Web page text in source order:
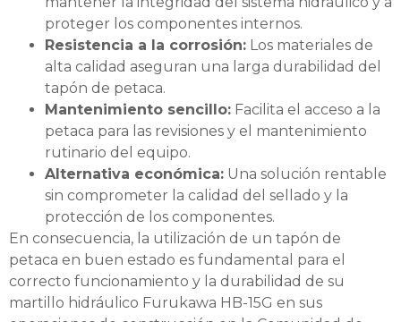
proteger los componentes internos.
Resistencia a la corrosión: Los materiales de
alta calidad aseguran una larga durabilidad del
tapón de petaca.
Mantenimiento sencillo: Facilita el acceso a la
petaca para las revisiones y el mantenimiento
rutinario del equipo.
Alternativa económica: Una solución rentable
sin comprometer la calidad del sellado y la
protección de los componentes.
En consecuencia, la utilización de un tapón de
petaca en buen estado es fundamental para el
correcto funcionamiento y la durabilidad de su
martillo hidráulico Furukawa HB-15G en sus